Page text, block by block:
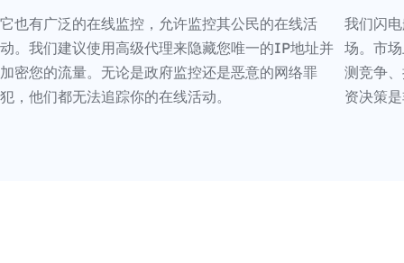
它也有广泛的在线监控，允许监控其公民的在线活
动。我们建议使用高级代理来隐藏您唯一的IP地址并
加密您的流量。无论是政府监控还是恶意的网络罪
犯，他们都无法追踪你的在线活动。
我们闪
场。市
测竞争
资决策